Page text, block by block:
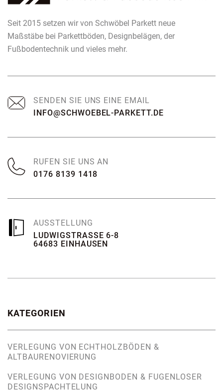
Seit 2015 setzen wir von Schwöbel Parkett neue
Maßstäbe bei Parkettböden, Designbelägen, der
Fußbodentechnik und vieles mehr.
SENDEN SIE UNS EINE EMAIL
INFO@SCHWOEBEL-PARKETT.DE
RUFEN SIE UNS AN
0176 8139 1418
AUSSTELLUNG
LUDWIGSTRASSE 6-8
64683 EINHAUSEN
KATEGORIEN
VERLEGUNG VON ECHTHOLZBÖDEN &
ALTBAURENOVIERUNG
VERLEGUNG VON DESIGNBODEN & FUGENLOSER
DESIGNSPACHTELUNG